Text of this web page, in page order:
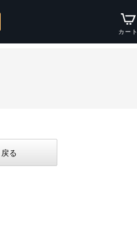
カート
戻る